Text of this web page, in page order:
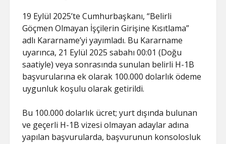
19 Eylül 2025’te Cumhurbaşkanı, “Belirli
Göçmen Olmayan İşçilerin Girişine Kısıtlama”
adlı Kararname’yi yayımladı. Bu Kararname
uyarınca, 21 Eylül 2025 sabahı 00:01 (Doğu
saatiyle) veya sonrasında sunulan belirli H-1B
başvurularına ek olarak 100.000 dolarlık ödeme
uygunluk koşulu olarak getirildi.
Bu 100.000 dolarlık ücret; yurt dışında bulunan
ve geçerli H-1B vizesi olmayan adaylar adına
yapılan başvurularda, başvurunun konsolosluk